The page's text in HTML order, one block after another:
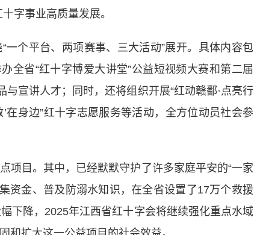
字事业高质量发展。
个平台、两项赛事、三大活动”展开。具体内容包
全省“红十字博爱大讲堂”公益短视频大赛和第二届
宣讲人才；同时，还将组织开展“红动赣鄱·点亮行
’在身边”红十字志愿服务等活动，全方位动员社会参
目。其中，已经默默守护了许多家庭平安的“一家
资金、普及防溺水知识，在全省设置了17万个救援
下降，2025年江西省红十字会将继续强化重点水域